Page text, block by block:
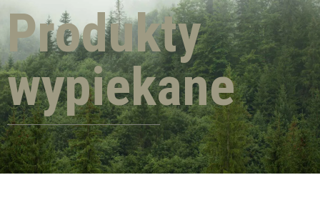
Produkty
wypiekane